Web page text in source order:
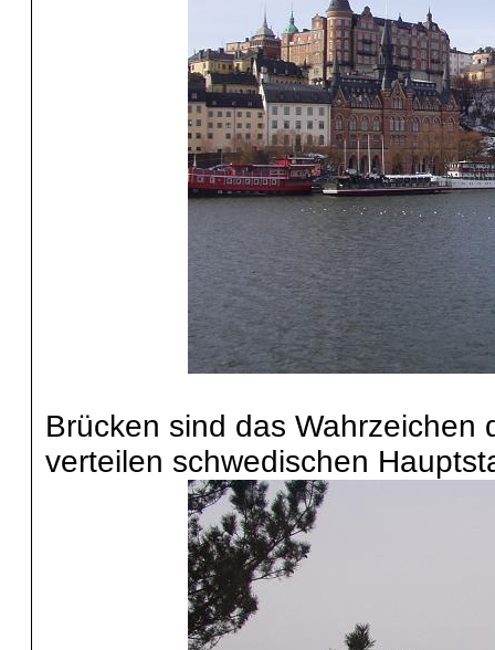
Brücken sind das
verteilen schwedischen